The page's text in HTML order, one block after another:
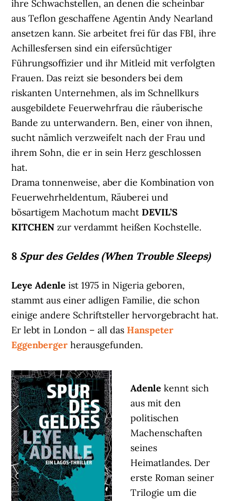
ihre Schwachstellen, an denen die scheinbar
aus Teflon geschaffene Agentin Andy Nearland
ansetzen kann. Sie arbeitet frei für das FBI, ihre
Achillesfersen sind ein eifersüchtiger
Führungsoffizier und ihr Mitleid mit verfolgten
Frauen. Das reizt sie besonders bei dem
riskanten Unternehmen, als im Schnellkurs
ausgebildete Feuerwehrfrau die räuberische
Bande zu unterwandern. Ben, einer von ihnen,
sucht nämlich verzweifelt nach der Frau und
ihrem Sohn, die er in sein Herz geschlossen
hat.
Drama tonnenweise, aber die Kombination von
Feuerwehrheldentum, Räuberei und
bösartigem Machotum machtDEVIL’S
KITCHENzur verdammt heißen Kochstelle.
8 Spur des Geldes (When Trouble Sleeps)
Leye Adenleist 1975 in Nigeria geboren,
stammt aus einer adligen Familie, die schon
einige andere Schriftsteller hervorgebracht hat.
Er lebt in London – all das Hanspeter
Eggenberger herausgefunden.
Adenlekennt sich
aus mit den
politischen
Machenschaften
seines
Heimatlandes. Der
erste Roman seiner
Trilogie um die